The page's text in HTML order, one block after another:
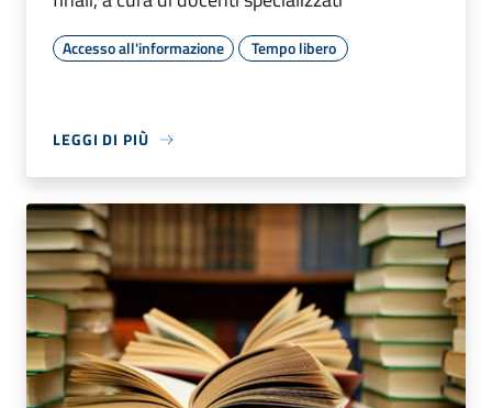
Accesso all'informazione Tempo libero
LEGGI DI PIÙ